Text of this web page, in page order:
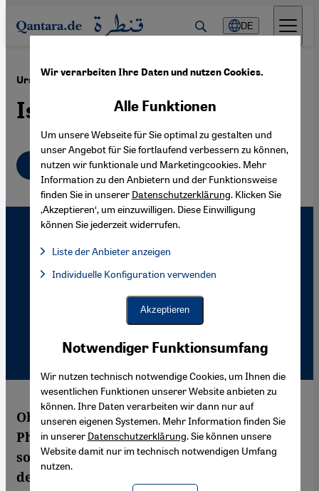
Direkt zum Inhalt springen
DE
Ursprünge und die Bedeutung des Islams ·08.08.2006
Islam in Russland
Deutsch
Obwohl der Islam in Russland kein neues
Phänomen ist, nimmt er bis heute im
sozialen, kulturellen und politischen Leben
des Landes keinen großen Stellenwert ein.
Wir verarbeiten Ihre Daten und nutzen Cookies.
Notwendiger Funktionsumfang
Wir nutzen technisch notwendige Cookies, um Ihnen die
wesentlichen Funktionen unserer Website anbieten zu
können. Ihre Daten verarbeiten wir dann nur auf
unseren eigenen Systemen. Mehr Information finden Sie
in unserer Datenschutzerklärung. Sie können unsere
Website damit nur im technisch notwendigen Umfang
nutzen.
Alle Funktionen
Um unsere Webseite für Sie optimal zu gestalten und
unser Angebot für Sie fortlaufend verbessern zu können,
nutzen wir funktionale und Marketingcookies. Mehr
Information zu den Anbietern und der Funktionsweise
finden Sie in unserer Datenschutzerklärung. Klicken Sie
‚Akzeptieren‘, um einzuwilligen. Diese Einwilligung
können Sie jederzeit widerrufen.
Liste der Anbieter anzeigen
Facebook Embed / Facebook Connect, Google Maps Embed,
Facebook Embed / Facebook Connect
Google Maps Embed
Individuelle Konfiguration verwenden
Akzeptieren